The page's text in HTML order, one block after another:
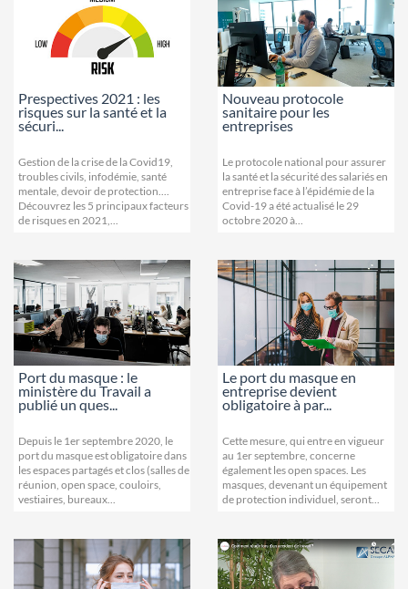
Prespectives 2021 : les
risques sur la santé et la
sécuri...
Gestion de la crise de la Covid19,
troubles civils, infodémie, santé
mentale, devoir de protection....
Découvrez les 5 principaux facteurs
de risques en 2021,...
Nouveau protocole
sanitaire pour les
entreprises
Le protocole national pour assurer
la santé et la sécurité des salariés en
entreprise face à l’épidémie de la
Covid-19 a été actualisé le 29
octobre 2020 à...
Port du masque : le
ministère du Travail a
publié un ques...
Depuis le 1er septembre 2020, le
port du masque est obligatoire dans
les espaces partagés et clos (salles de
réunion, open space, couloirs,
vestiaires, bureaux...
Le port du masque en
entreprise devient
obligatoire à par...
Cette mesure, qui entre en vigueur
au 1er septembre, concerne
également les open spaces. Les
masques, devenant un équipement
de protection individuel, seront...